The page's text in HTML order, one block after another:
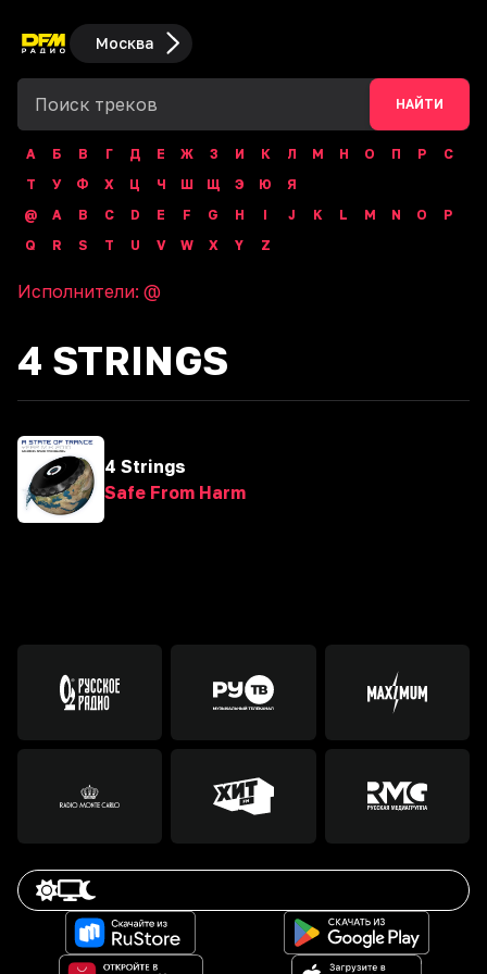
Москва
НАЙТИ
А Б В Г Д Е Ж З И К Л М Н О П Р
С
Т
У Ф Х Ц Ч Ш Щ Э Ю
Я
@
A B C D E F G H I J K L M N O
P
Q
R S T U V W X Y Z
Исполнители: @
4 STRINGS
4 Strings
Safe From Harm